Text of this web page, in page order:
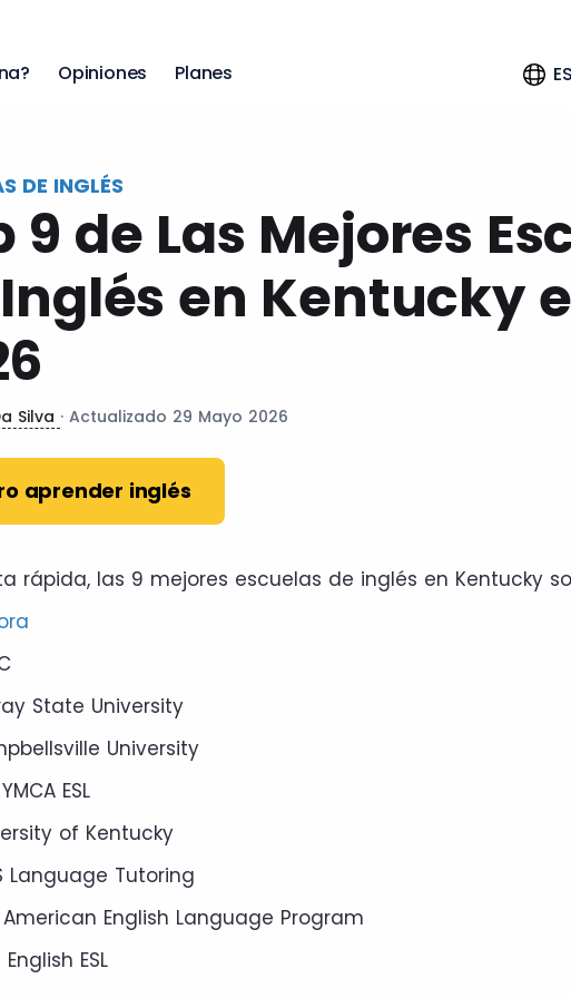
Opiniones Planes
DE INGLÉS
9 de Las Mejores
en Kentucky
Silva · Actualizado 29 Mayo 2026
aprender inglés
rápida, las 9 mejores escuelas de inglés en Kentucky
State University
University
ESL
of Kentucky
Language Tutoring
American English Language Program
ESL